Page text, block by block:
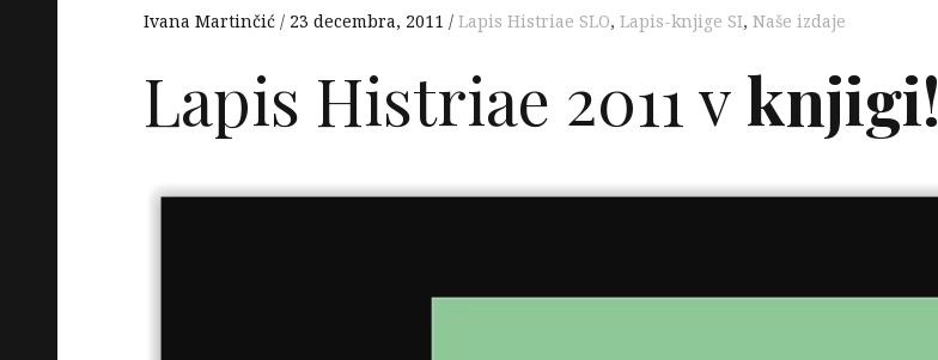
Ivana Martinčić 23 decembra, 2011 Lapis Histriae SLO, Lapis-knjige SI, Naše izdaje
Lapis Histriae 2011 vknjigi!